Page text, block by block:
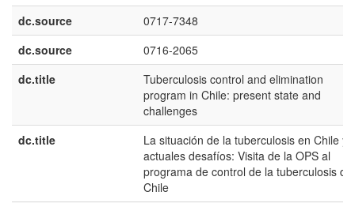
dc.source
0717-7348
dc.source
0716-2065
dc.title
Tuberculosis control and elimination
program in Chile: present state and
challenges
dc.title
La situación de la tuberculosis en Chile y
actuales desafíos: Visita de la OPS al
programa de control de la tuberculosis de
Chile